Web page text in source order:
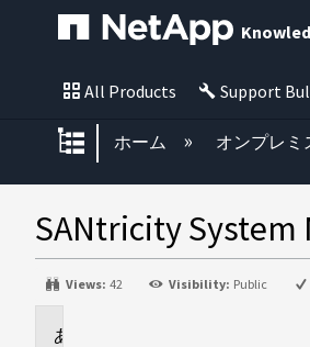
All Products Support
グローバル階層
ホーム オンプレミ
SANtricity
Views: 42 Visibility: Public